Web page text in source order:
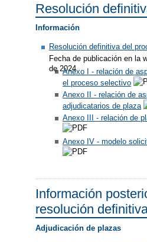
Resolución
Información
Resolución definitiva del
Fecha de publicación en la
de 2024Anexo I - relación de
el proceso selectivo
Anexo II - relación de
adjudicatarios de plaza
Anexo III - relación de
Anexo IV - modelo
Información
resolución
Adjudicación de plazas